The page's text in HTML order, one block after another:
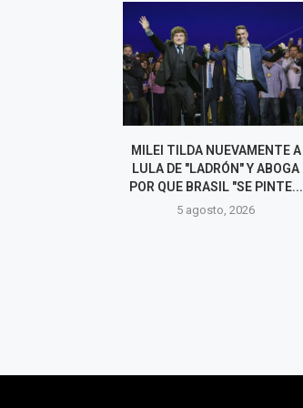
EE. UU. CREA UNA FUERZA
OPERATIVA CON 18 PAÍSES DE
AMÉRICA PARA REFORZAR LA...
5 agosto, 2026